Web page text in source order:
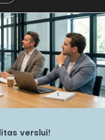
verslui!